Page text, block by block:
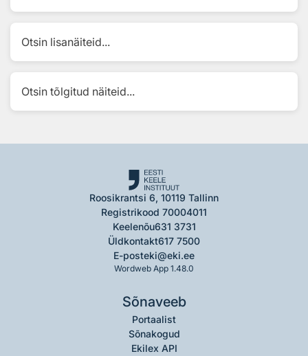
Otsin lisanäiteid...
Otsin tõlgitud näiteid...
Roosikrantsi 6, 10119 Tallinn
Registrikood 70004011
Keelenõu631 3731
Üldkontakt617 7500
E-posteki@eki.ee
Wordweb App 1.48.0
Sõnaveeb
Portaalist
Sõnakogud
Ekilex API